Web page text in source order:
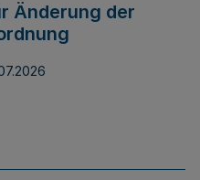
Änderung der